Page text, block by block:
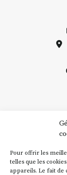
Pour offrir les
telles que les
appareils. Le fait de